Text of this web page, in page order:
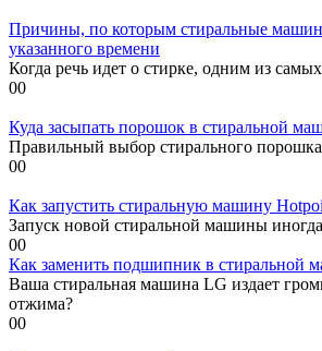
Причины, по которым стиральные
указанного времени
Когда речь идет о стирке, одним из
00
Куда засыпать порошок в стиральной
Правильный выбор стирального
00
Как запустить стиральную машину
Запуск новой стиральной машины
00
Как заменить подшипник в стиральной
Ваша стиральная машина LG издает
отжима?
00